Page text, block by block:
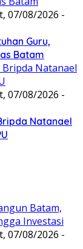
07/08/2026 -
Guru,
Batam
07/08/2026 -
Natanael
07/08/2026 -